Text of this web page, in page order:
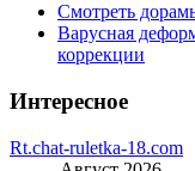
Смотреть
Варусная
коррекции
Интересное
Rt.chat-ruletka-18.com